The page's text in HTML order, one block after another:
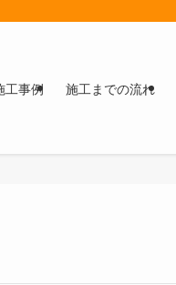
工事例 施工までの流れ